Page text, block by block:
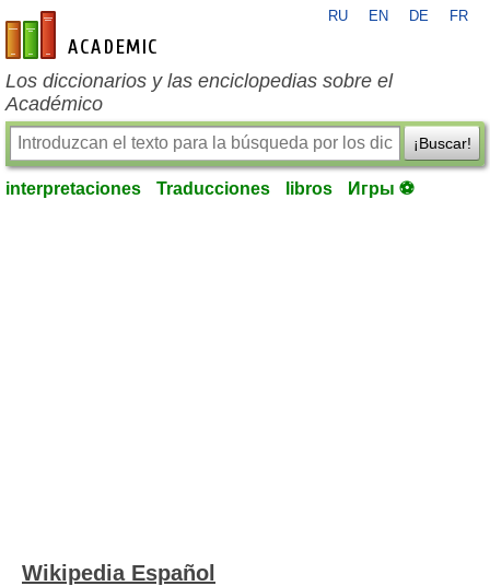
es-academic.com
RU EN DE FR
Los diccionarios y las enciclopedias sobre el
Académico
¡Buscar!
interpretaciones Traducciones libros Игры ⚽
Wikipedia Español